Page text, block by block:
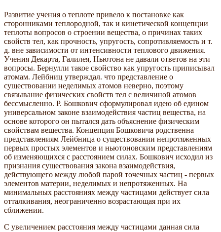
Развитие учения о теплоте привело к постановке как
сторонниками теплородной, так и кинетической концепции
теплоты вопросов о строении вещества, о причинах таких
свойств тел, как прочность, упругость, сопротивляемость и т.
д. вне зависимости от интенсивности теплового движения.
Учения Декарта, Галилея, Ньютона не давали ответов на эти
вопросы. Бернулли такое свойство как упругость приписывал
атомам. Лейбниц утверждал. что представление о
существовании неделимых атомов неверно, поэтому
связывание физических свойств тел с величиной атомов
бессмысленно. Р. Бошкович сформулировал идею об едином
универсальном законе взаимодействия частиц вещества, на
основе которого он пытался дать объяснение физическим
свойствам вещества. Концепция Бошковича родственна
представлениям Лейбница о существовании непротяженных
первых простых элементов и ньютоновским представлениям
об изменяющихся с расстоянием силах. Бошкович исходил из
признания существования закона взаимодействия,
действующего между любой парой точечных частиц - первых
элементов материи, неделимых и непротяженных. На
минимальных расстояниях между частицами действует сила
отталкивания, неограниченно возрастающая при их
сближении.
С увеличением расстояния между частицами данная сила